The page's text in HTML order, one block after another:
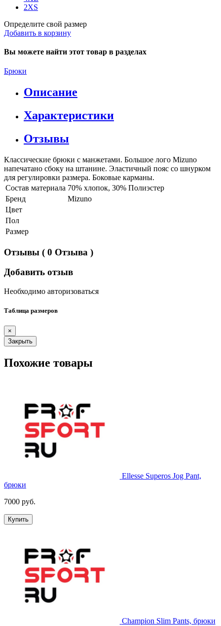
2XS
Определите свой размер
Добавить в корзину
Вы можете найти этот товар в разделах
Брюки
Описание
Характеристики
Отзывы
Классические брюки с манжетами. Большое лого Mizuno
напечатано сбоку на штанине. Эластичный пояс со шнурком
для регулировки размера. Боковые карманы.
Состав материала 70% хлопок, 30% Полиэстер
Бренд
Mizuno
Цвет
Пол
Размер
Отзывы ( 0 Отзыва )
Добавить отзыв
Необходимо авторизоваться
Таблица размеров
×
Закрыть
Похожие товары
Ellesse Superos Jog Pant,
брюки
7000 руб.
Купить
Champion Slim Pants, брюки